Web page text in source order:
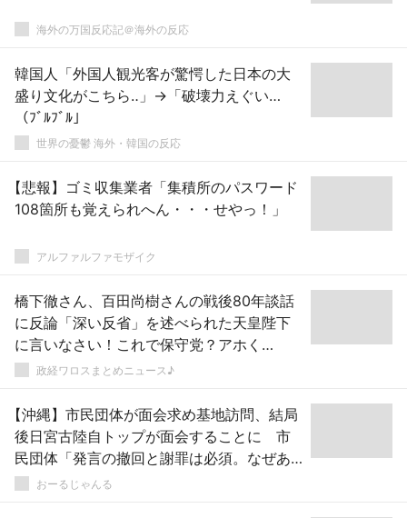
海外の万国反応記＠海外の反応
韓国人「外国人観光客が驚愕した日本の大
盛り文化がこちら‥」→「破壊力えぐい…
（ﾌﾞﾙﾌﾞﾙ」
世界の憂鬱 海外・韓国の反応
【悲報】ゴミ収集業者「集積所のパスワード
108箇所も覚えられへん・・・せやっ！」
アルファルファモザイク
橋下徹さん、百田尚樹さんの戦後80年談話
に反論「深い反省」を述べられた天皇陛下
に言いなさい！これで保守党？アホく
さ！！！」ｗｗｗｗｗｗｗｗｗｗｗｗｗｗ
政経ワロスまとめニュース♪
【沖縄】市民団体が面会求め基地訪問、結局
後日宮古陸自トップが面会することに 市
民団体「発言の撤回と謝罪は必須。なぜあ
のような態度をとったのか問いたい」
おーるじゃんる